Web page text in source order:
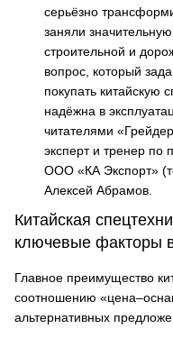
серьёзно
заняли
строительной и
вопрос, который
покупать китайскую
надёжна в
читателями
эксперт и тренер по
ООО «КА Экспорт»
Алексей Абрамов.
Китайская
ключевые факторы
Главное преимущество
соотношению
альтернативных